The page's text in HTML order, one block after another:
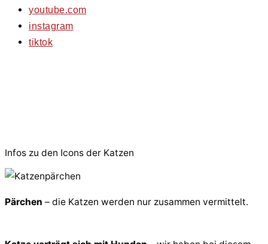
youtube.com
instagram
tiktok
Infos zu den Icons der Katzen
Pärchen – die Katzen werden nur zusammen vermittelt.